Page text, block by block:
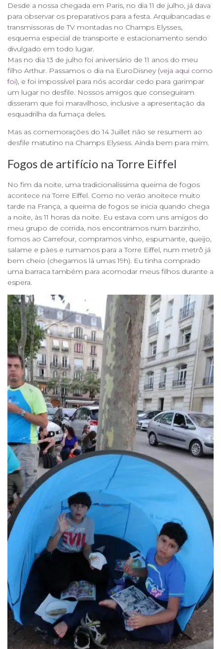
k
p
s
t
Desde a nossa chegada em Paris, no dia 11 de julho, já dava
para observar os preparativos para a festa. Arquibancadas e
transmissoras de TV montadas no Champs Elysses,
esquema especial de transporte e estacionamento sendo
divulgado em todo lugar.
Mas no dia 13 de julho foi aniversário de 11 anos do meu
filho Arthur. Passamos o dia na EuroDisney (veja aqui como
foi), e foi impossível para nós acordar cedo para garimpar
um lugar no desfile. Nossos amigos que conseguiram
disseram que foi maravilhoso, inclusive a apresentação da
esquadrilha da fumaça deles.
Mas as comemorações do 14 Juillet não se resumem ao
desfile matutino na Champs Elysess. Ainda bem para mim.
Fogos de artifício na Torre Eiffel
No fim da noite, uma tradicionalíssima queima de fogos
acontece na Torre Eiffel. Como no verão anoitece muito
tarde na França, a queima de fogos se inicia quando chega
a noite, às 11 horas da noite. Eu estava com uns amigos do
meu grupo de corrida, nos encontramos num barzinho,
fomos ao Carrefour, compramos vinho, espumante, queijo,
salame e pães e rumamos para a Torre Eiffel, num metrô já
bem cheio (chegamos lá umas 19h). Eu tinha comprado
uma barraca também para acomodar meus filhos durante a
espera.